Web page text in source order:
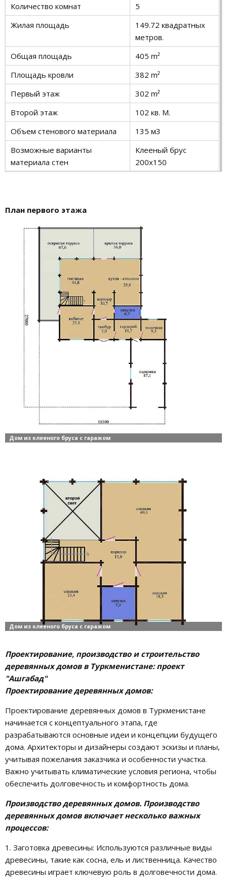
Количество комнат
5
Жилая площадь
149.72 квадратных
метров.
Общая площадь
405 m²
Площадь кровли
382 m²
Первый этаж
302 m²
Второй этаж
102 кв. М.
Объем стенового материала
135 м3
Возможные варианты
материала стен
Клееный брус
200x150
План первого этажа
Проектирование, производство и строительство
деревянных домов в Туркменистане: проект
"Ашгабад"
Проектирование деревянных домов:
Проектирование деревянных домов в Туркменистане
начинается с концептуального этапа, где
разрабатываются основные идеи и концепции будущего
дома. Архитекторы и дизайнеры создают эскизы и планы,
учитывая пожелания заказчика и особенности участка.
Важно учитывать климатические условия региона, чтобы
обеспечить долговечность и комфортность дома.
Производство деревянных домов. Производство
деревянных домов включает несколько важных
процессов:
1. Заготовка древесины: Используются различные виды
древесины, такие как сосна, ель и лиственница. Качество
древесины играет ключевую роль в долговечности дома.